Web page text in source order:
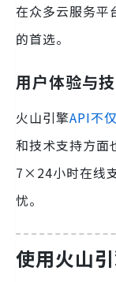
在众多云服务平
的首选。
用户体验与
火山引擎API不
和技术支持方面
7×24小时在线
忧。
使用火山